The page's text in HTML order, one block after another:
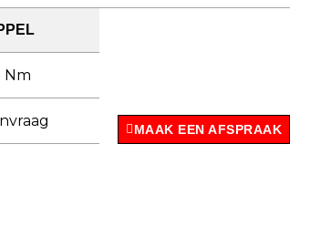
Nm
MAAK EEN AFSPRAAK